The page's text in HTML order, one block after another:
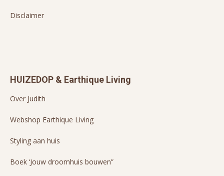
Disclaimer
HUIZEDOP & Earthique Living
Over Judith
Webshop Earthique Living
Styling aan huis
Boek ‘Jouw droomhuis bouwen”